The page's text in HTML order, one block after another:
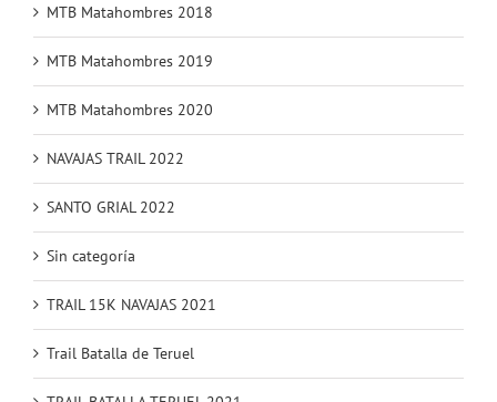
MTB Matahombres 2018
MTB Matahombres 2019
MTB Matahombres 2020
NAVAJAS TRAIL 2022
SANTO GRIAL 2022
Sin categoría
TRAIL 15K NAVAJAS 2021
Trail Batalla de Teruel